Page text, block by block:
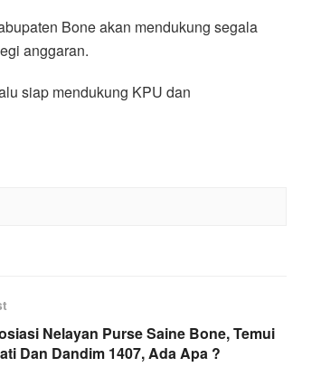
Bone akan mendukung segala
anggaran.
siap mendukung KPU dan
Nelayan Purse Saine Bone, Temui
Dan Dandim 1407, Ada Apa ?